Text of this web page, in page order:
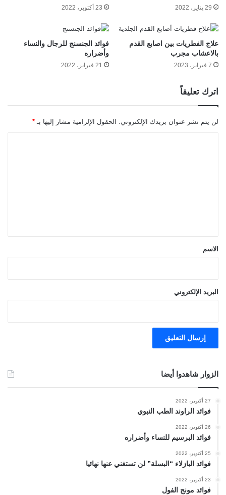
29 يناير، 2022 23 أكتوبر، 2022
علاج الفطريات بين اصابع القدم
بالاعشاب مجرب
7 فبراير، 2023
فوائد الجنسنج للرجال والنساء
وأضراره
21 فبراير، 2022
اترك تعليقاً
لن يتم نشر عنوان بريدك الإلكتروني. الحقول الإلزامية مشار إليها بـ *
*الاسم
البريد الإلكتروني
الزوار شاهدوا أيضا
27 أكتوبر، 2022
فوائد الراوند الطب النبوي
26 أكتوبر، 2022
فوائد البرسيم للنساء وأضراره
25 أكتوبر، 2022
فوائد البازلاء “البسلة” لن تستغني عنها نهائيا
23 أكتوبر، 2022
فوائد مونج الفول